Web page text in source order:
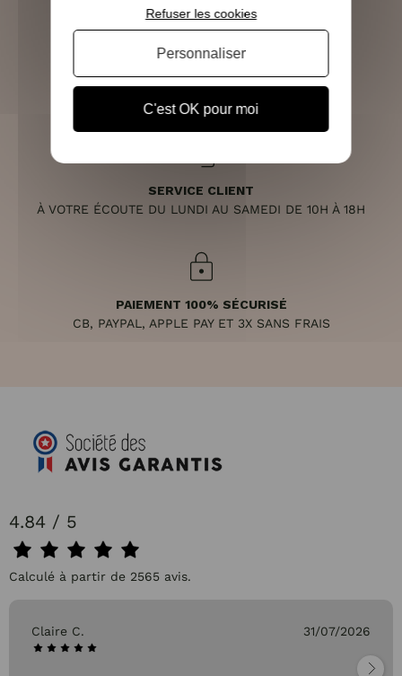
RETOURS SOUS 14 JOURS
SERVICE CLIENT
À VOTRE ÉCOUTE DU LUNDI AU SAMEDI DE 10H À 18H
PAIEMENT 100% SÉCURISÉ
CB, PAYPAL, APPLE PAY ET 3X SANS FRAIS
4.84 / 5
Calculé à partir de 2565 avis.
Claire C. 31/07/2026
C'est OK pour moi
Refuser les cookies
Personnaliser